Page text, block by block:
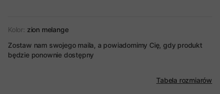
Kolor: zion melange
Zostaw nam swojego maila, a powiadomimy Cię, gdy produkt
będzie ponownie dostępny
Tabela rozmiarów